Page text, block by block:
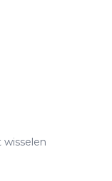
wisselen